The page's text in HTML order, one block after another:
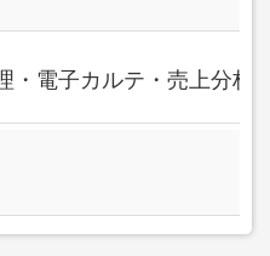
・電子カルテ・売上分析